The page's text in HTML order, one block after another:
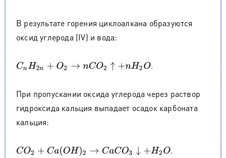
В результате горения циклоалкана образуются
оксид углерода (IV) и вода:
CnH2n+ O2→nC O2 ↑+nH2O .
При пропускании оксида углерода через раствор
гидроксида кальция выпадает осадок карбоната
кальция:
CO2+ Ca( OH)2→CaCO3↓ +H2O .